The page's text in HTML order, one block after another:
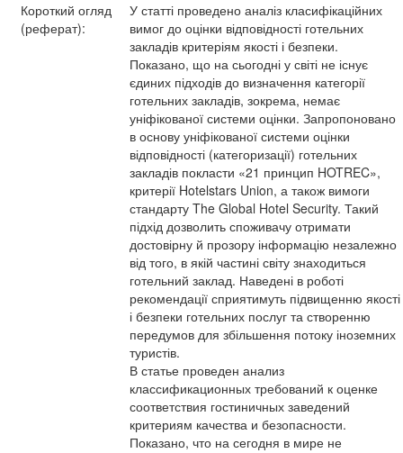
Короткий огляд
(реферат):
У статті проведено аналіз класифікаційних
вимог до оцінки відповідності готельних
закладів критеріям якості і безпеки.
Показано, що на сьогодні у світі не існує
єдиних підходів до визначення категорії
готельних закладів, зокрема, немає
уніфікованої системи оцінки. Запропоновано
в основу уніфікованої системи оцінки
відповідності (категоризації) готельних
закладів покласти «21 принцип HOTREC»,
критерії Hotelstars Union, а також вимоги
стандарту The Global Hotel Security. Такий
підхід дозволить споживачу отримати
достовірну й прозору інформацію незалежно
від того, в якій частині світу знаходиться
готельний заклад. Наведені в роботі
рекомендації сприятимуть підвищенню якості
і безпеки готельних послуг та створенню
передумов для збільшення потоку іноземних
туристів.
В статье проведен анализ
классификационных требований к оценке
соответствия гостиничных заведений
критериям качества и безопасности.
Показано, что на сегодня в мире не